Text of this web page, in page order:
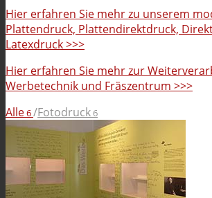
Hier erfahren Sie mehr zu unserem
Plattendruck, Plattendirektdruck,
Latexdruck >>>
Hier erfahren Sie mehr zur
Werbetechnik und Fräszentrum >>>
Alle6/Fotodruck6